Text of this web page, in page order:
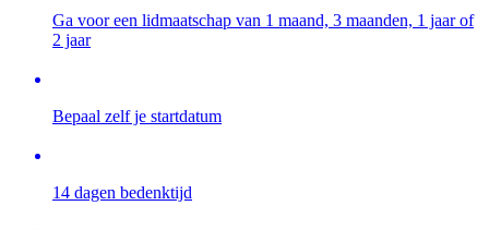
Ga voor een lidmaatschap van 1 maand, 3 maanden, 1 jaar of
2 jaar
Bepaal zelf je startdatum
14 dagen bedenktijd